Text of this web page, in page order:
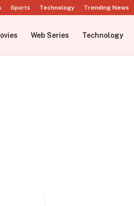
Sports Technology Trending News
Web Series Technology